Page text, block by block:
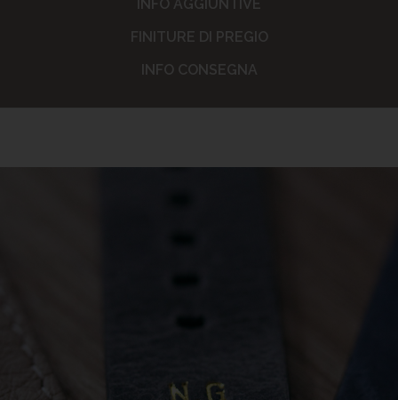
INFO AGGIUNTIVE
FINITURE DI PREGIO
INFO CONSEGNA